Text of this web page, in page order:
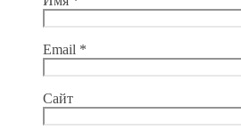
Email *
Сайт